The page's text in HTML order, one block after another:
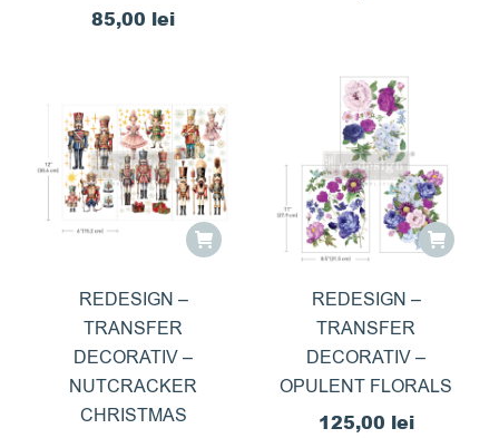
85,00 lei
REDESIGN –
TRANSFER
DECORATIV –
NUTCRACKER
CHRISTMAS
REDESIGN –
TRANSFER
DECORATIV –
OPULENT FLORALS
125,00 lei